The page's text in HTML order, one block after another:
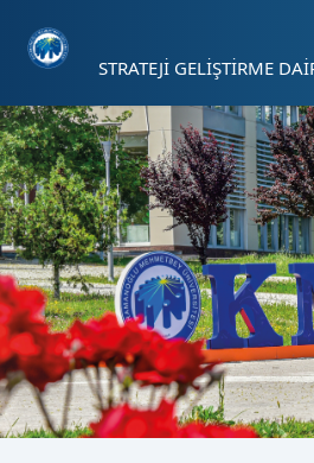
STRATEJİ GELİŞTİRME